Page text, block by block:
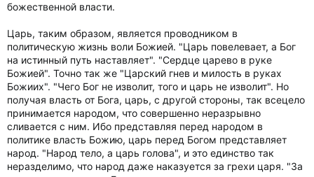
божественной власти.
Царь, таким образом, является проводником в
политическую жизнь воли Божией. "Царь повелевает, а Бог
на истинный путь наставляет". "Сердце царево в руке
Божией". Точно так же "Царский гнев и милость в руках
Божиих". "Чего Бог не изволит, того и царь не изволит". Но
получая власть от Бога, царь, с другой стороны, так всецело
принимается народом, что совершенно неразрывно
сливается с ним. Ибо представляя перед народом в
политике власть Божию, царь перед Богом представляет
народ. "Народ тело, а царь голова", и это единство так
неразделимо, что народ даже наказуется за грехи царя. "За